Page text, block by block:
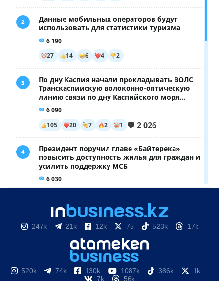
247k 21k 12k 75 523k 17k
520k 74k 130k 1087k 386k
1k
7k
56k